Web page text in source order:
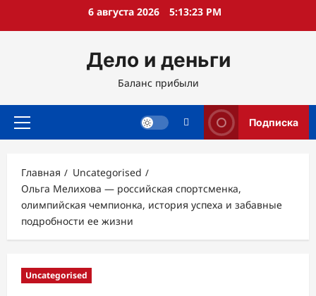
6 августа 2026 5:13:25 PM
Дело и деньги
Баланс прибыли
Основное
Подписка
Главная
Uncategorised
Ольга Мелихова — российская спортсменка,
олимпийская чемпионка, история успеха и забавные
подробности ее жизни
Uncategorised